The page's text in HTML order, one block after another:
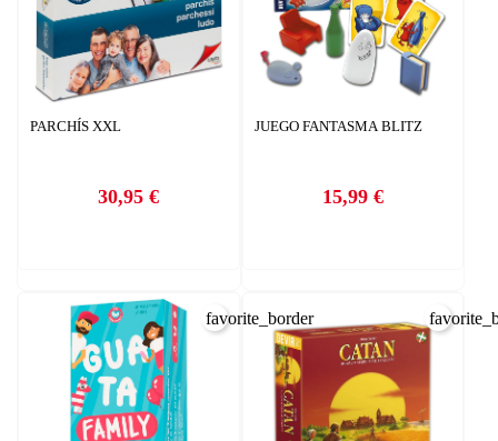
PARCHÍS XXL
Precio
30,95 €
JUEGO FANTASMA BLITZ
Precio
15,99 €
favorite_border
CREAR LISTA DE DESEOS
INICIAR SESIÓN